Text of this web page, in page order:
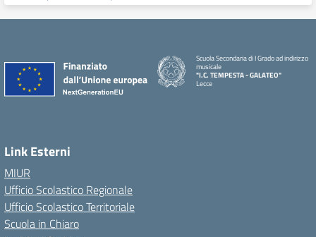
Scuola Secondaria di I Grado ad indirizzo
musicale
"I.C. TEMPESTA - GALATEO"
Lecce
Link Esterni
MIUR
Ufficio Scolastico Regionale
Ufficio Scolastico Territoriale
Scuola in Chiaro